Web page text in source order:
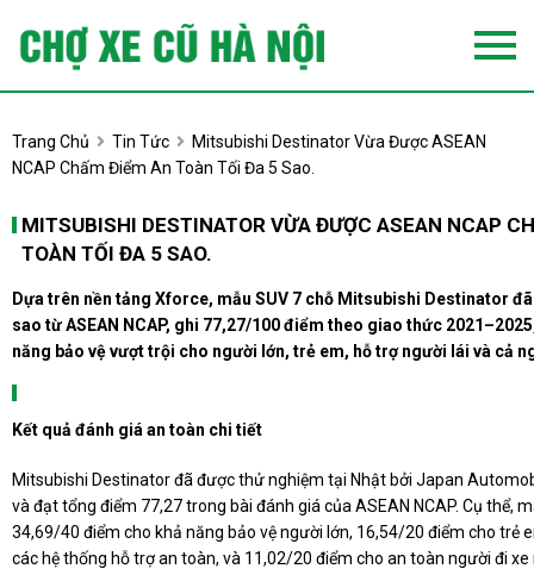
Trang Chủ Tin Tức
Mitsubishi Destinator Vừa Được ASEAN
NCAP Chấm Điểm An Toàn Tối Đa 5 Sao.
MITSUBISHI DESTINATOR VỪA ĐƯỢC ASEAN NCAP
TOÀN TỐI ĐA 5 SAO.
Dựa trên nền tảng Xforce, mẫu SUV 7 chỗ Mitsubishi Destinator
sao từ ASEAN NCAP, ghi 77,27/100 điểm theo giao thức
năng bảo vệ vượt trội cho người lớn, trẻ em, hỗ trợ người lái và cả
Kết quả đánh giá an toàn chi tiết
Mitsubishi Destinator đã được thử nghiệm tại Nhật bởi Japan
và đạt tổng điểm 77,27 trong bài đánh giá của ASEAN NCAP. Cụ thể,
34,69/40 điểm cho khả năng bảo vệ người lớn, 16,54/20 điểm cho trẻ
các hệ thống hỗ trợ an toàn, và 11,02/20 điểm cho an toàn người đi